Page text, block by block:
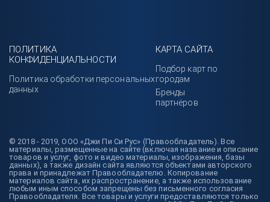
© 2018 - 2019, ООО «Джи Пи Си Рус» (Правообладатель). Все
материалы, размещенные на сайте (включая название и описание
товаров и услуг, фото и видео материалы, изображения, базы
данных), а также дизайн сайта являются объектами авторского
права и принадлежат Правообладателю. Копирование
материалов сайта, их распространение, а также использование
любым иным способом запрещены без письменного согласия
Правообладателя. Все товары и услуги предоставляются только
ПОЛИТИКА
КОНФИДЕНЦИАЛЬНОСТИ
Политика обработки персональных
данных
КАРТА САЙТА
Подбор карт по
городам
Бренды
партнёров